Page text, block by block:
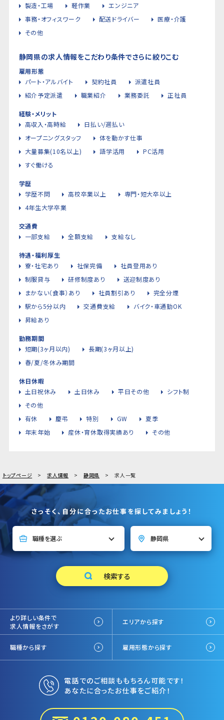
製造・工場 軽作業
エンジニア
事務・オフィスワーク
配送ドライバー
医療・介護
その他
静岡県の求人情報をこだわり条件でさらに絞りこむ
雇用形態
パート・アルバイト
契約社員
派遣社員
紹介予定派遣
職業紹介 業務委託 正社員
経験・メリット
高収入・高時給
日払い/週払い
オープニングスタッフ
体を動かす仕事
大量募集(10名以上)
語学活用
PC活用
すぐ働ける
学歴
学歴不問
高校卒業以上
専門・短大卒以上
4年生大学卒業
交通費
一部支給
全額支給 支給なし
待遇・福利厚生
寮・社宅あり
社保完備
社員登用あり
制服貸与
研修制度あり
送迎制度あり
まかない（食事）あり
社員割引あり
完全分煙
駅から5分以内
交通費支給
バイク・車通勤OK
昇給あり
勤務期間
短期(3ヶ月以内)
長期(3ヶ月以上)
春/夏/冬休み期間
休日休暇
土日祝休み
土日休み 平日その他
シフト制
その他
有休
慶弔 特別 GW
夏季
年末年始
産休・育休取得実績あり その他
トップページ 求人情報 静岡県 求人一覧
さっそく、自分に合ったお仕事を探してみましょう！
より詳しい条件で
求人情報をさがす
エリアから探す
職種から探す 雇用形態から探す
電話でのご相談ももちろん可能です！
あなたに合ったお仕事をご紹介！